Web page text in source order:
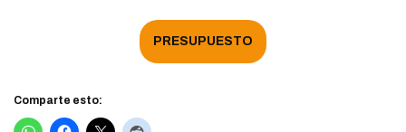
PRESUPUESTO
Comparte esto: